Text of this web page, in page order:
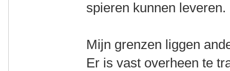
spieren kunnen leveren.
Mijn grenzen liggen
Er is vast overheen te